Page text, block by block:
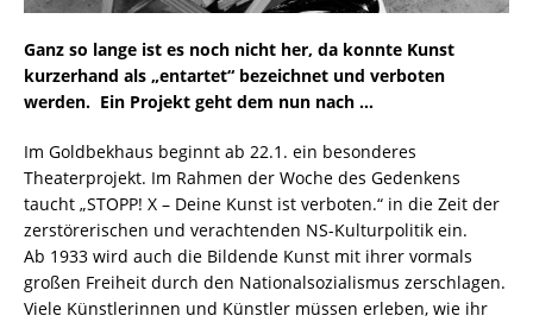
Ganz so lange ist es noch nicht her, da konnte Kunst
kurzerhand als „entartet“ bezeichnet und verboten
werden. Ein Projekt geht dem nun nach …
Im Goldbekhaus beginnt ab 22.1. ein besonderes
Theaterprojekt. Im Rahmen der Woche des Gedenkens
taucht „STOPP! X – Deine Kunst ist verboten.“ in die Zeit der
zerstörerischen und verachtenden NS-Kulturpolitik ein.
Ab 1933 wird auch die Bildende Kunst mit ihrer vormals
großen Freiheit durch den Nationalsozialismus zerschlagen.
Viele Künstlerinnen und Künstler müssen erleben, wie ihr